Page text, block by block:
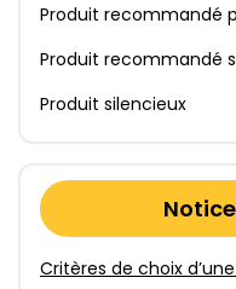
Produit recommandé
Produit recommandé
Produit silencieux
Critères de choix